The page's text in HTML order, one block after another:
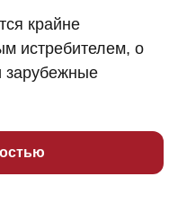
крайне
истребителем, о
зарубежные